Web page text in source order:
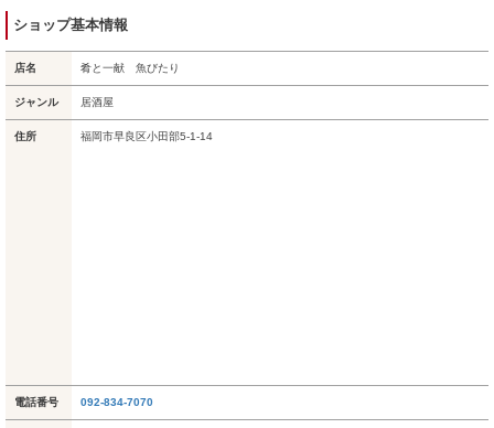
ショップ基本情報
店名 肴と一献 魚びたり
ジャンル 居酒屋
住所 福岡市早良区小田部5-1-14
電話番号 092-834-7070